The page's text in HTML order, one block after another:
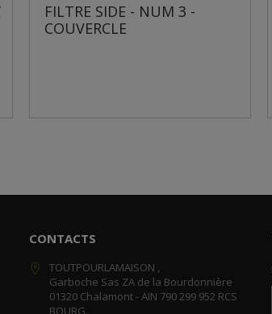
FILTRE SIDE - NUM 3 -
COUVERCLE
CONTACTS
TOUTPOURLAMAISON ,
Garboche Sas ZA de la Bourdonnière
01320 Chalamont - AIN 790 299 952 RCS
BOURG.